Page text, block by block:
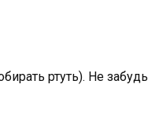
ртуть). Не забудь